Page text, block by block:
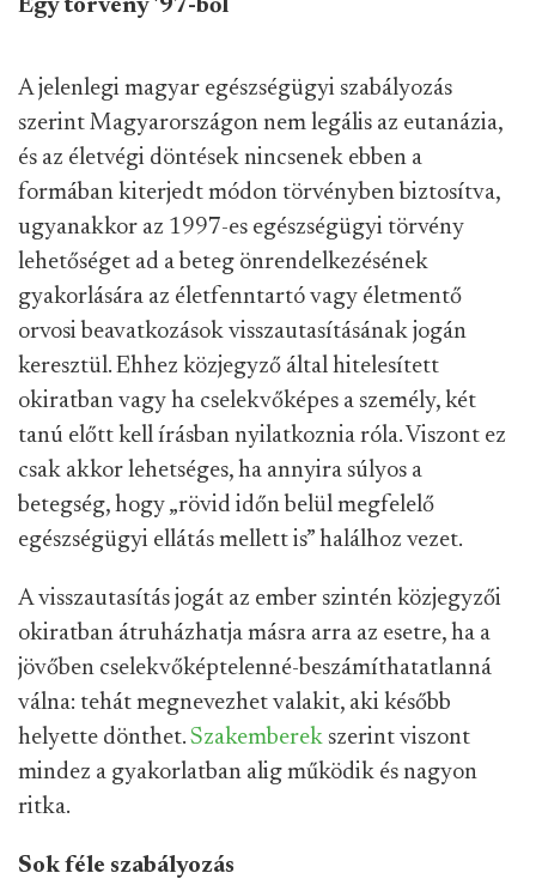
Egy törvény '97-ből
A jelenlegi magyar egészségügyi szabályozás
szerint Magyarországon nem legális az eutanázia,
és az életvégi döntések nincsenek ebben a
formában kiterjedt módon törvényben biztosítva,
ugyanakkor az 1997-es egészségügyi törvény
lehetőséget ad a beteg önrendelkezésének
gyakorlására az életfenntartó vagy életmentő
orvosi beavatkozások visszautasításának jogán
keresztül. Ehhez közjegyző által hitelesített
okiratban vagy ha cselekvőképes a személy, két
tanú előtt kell írásban nyilatkoznia róla. Viszont ez
csak akkor lehetséges, ha annyira súlyos a
betegség, hogy „rövid időn belül megfelelő
egészségügyi ellátás mellett is” halálhoz vezet.
A visszautasítás jogát az ember szintén közjegyzői
okiratban átruházhatja másra arra az esetre, ha a
jövőben cselekvőképtelenné-beszámíthatatlanná
válna: tehát megnevezhet valakit, aki később
helyette dönthet. Szakemberek szerint viszont
mindez a gyakorlatban alig működik és nagyon
ritka.
Sok féle szabályozás